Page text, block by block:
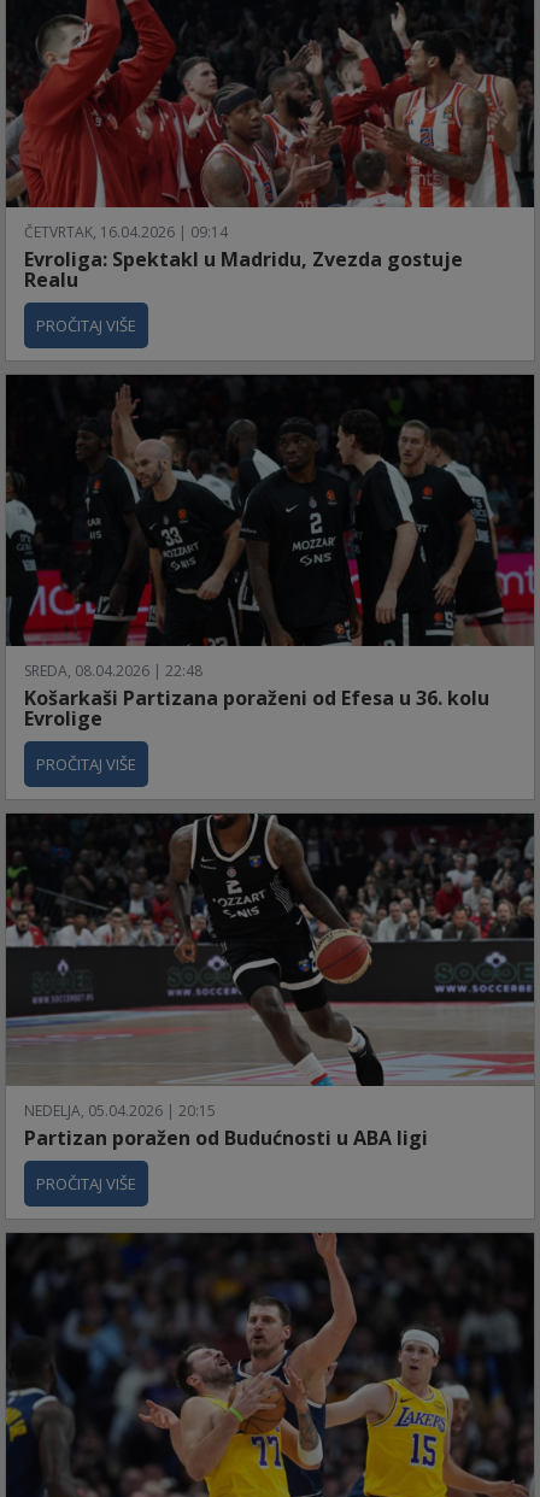
ČETVRTAK, 16.04.2026 | 09:14
Evroliga: Spektakl u Madridu, Zvezda gostuje
Realu
PROČITAJ VIŠE
SREDA, 08.04.2026 | 22:48
Košarkaši Partizana poraženi od Efesa u 36. kolu
Evrolige
PROČITAJ VIŠE
NEDELJA, 05.04.2026 | 20:15
Partizan poražen od Budućnosti u ABA ligi
PROČITAJ VIŠE